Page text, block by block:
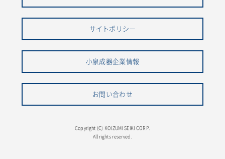
サイトポリシー
小泉成器企業情報
お問い合わせ
Copyright (C) KOIZUMI SEIKI CORP.
All rights reserved.